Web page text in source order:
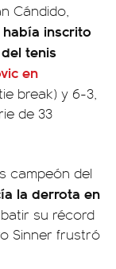
Cándido,
inscrito
tenis
en
break) y 6-3,
de 33
campeón del
la derrota en
su récord
Sinner frustró